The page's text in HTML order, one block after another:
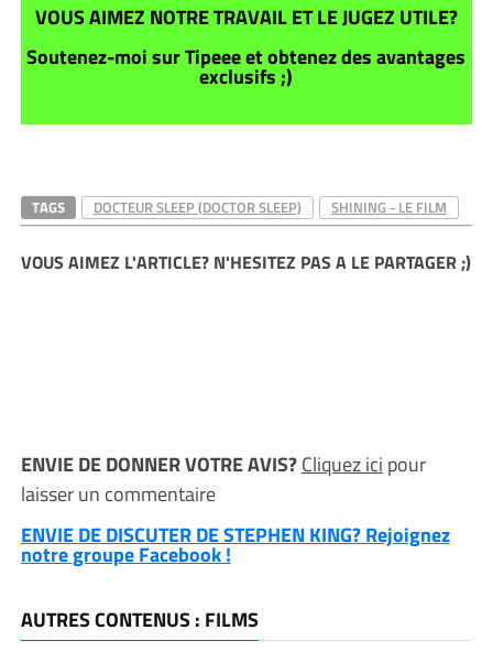
VOUS AIMEZ NOTRE TRAVAIL ET LE JUGEZ UTILE?
Soutenez-moi sur Tipeee et obtenez des avantages
exclusifs ;)
TAGS DOCTEUR SLEEP (DOCTOR SLEEP) SHINING - LE FILM
VOUS AIMEZ L'ARTICLE? N'HESITEZ PAS A LE PARTAGER ;)
ENVIE DE DONNER VOTRE AVIS?Cliquez ici pour
laisser un commentaire
ENVIE DE DISCUTER DE STEPHEN KING? Rejoignez
notre groupe Facebook !
AUTRES CONTENUS : FILMS